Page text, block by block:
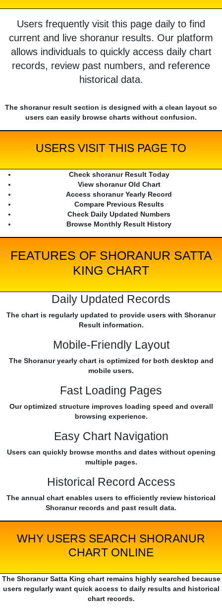
Users frequently visit this page daily to find
current and live shoranur results. Our platform
allows individuals to quickly access daily chart
records, review past numbers, and reference
historical data.
The shoranur result section is designed with a clean layout so
users can easily browse charts without confusion.
USERS VISIT THIS PAGE TO
Check shoranur Result Today
View shoranur Old Chart
Access shoranur Yearly Record
Compare Previous Results
Check Daily Updated Numbers
Browse Monthly Result History
FEATURES OF SHORANUR SATTA
KING CHART
Daily Updated Records
The chart is regularly updated to provide users with Shoranur
Result information.
Mobile-Friendly Layout
The Shoranur yearly chart is optimized for both desktop and
mobile users.
Fast Loading Pages
Our optimized structure improves loading speed and overall
browsing experience.
Easy Chart Navigation
Users can quickly browse months and dates without opening
multiple pages.
Historical Record Access
The annual chart enables users to efficiently review historical
Shoranur records and past result data.
WHY USERS SEARCH SHORANUR
CHART ONLINE
The Shoranur Satta King chart remains highly searched because
users regularly want quick access to daily results and historical
chart records.